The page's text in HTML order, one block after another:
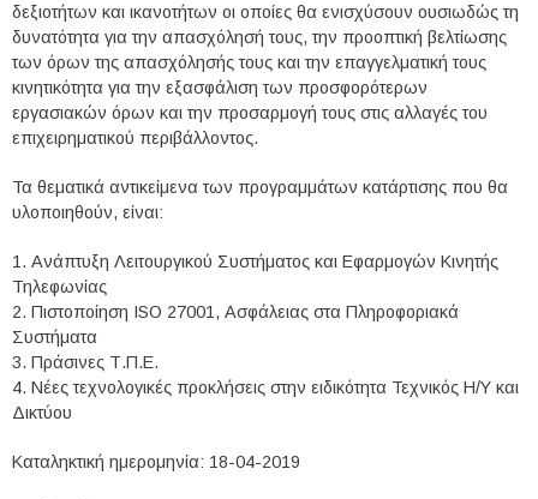
δεξιοτήτων και ικανοτήτων οι οποίες θα ενισχύσουν ουσιωδώς τη
δυνατότητα για την απασχόλησή τους, την προοπτική βελτίωσης
των όρων της απασχόλησής τους και την επαγγελματική τους
κινητικότητα για την εξασφάλιση των προσφορότερων
εργασιακών όρων και την προσαρμογή τους στις αλλαγές του
επιχειρηματικού περιβάλλοντος.
Τα θεματικά αντικείμενα των προγραμμάτων κατάρτισης που θα
υλοποιηθούν, είναι:
1. Ανάπτυξη Λειτουργικού Συστήματος και Εφαρμογών Κινητής
Τηλεφωνίας
2. Πιστοποίηση ISO 27001, Ασφάλειας στα Πληροφοριακά
Συστήματα
3. Πράσινες Τ.Π.Ε.
4. Νέες τεχνολογικές προκλήσεις στην ειδικότητα Τεχνικός Η/Υ και
Δικτύου
Καταληκτική ημερομηνία: 18-04-2019